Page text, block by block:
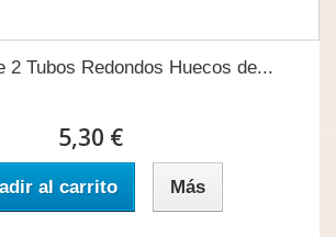
2 Tubos Redondos Huecos de...
5,30 €
al carrito Más